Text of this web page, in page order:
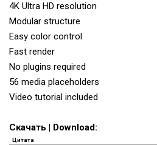
4K Ultra HD resolution
Modular structure
Easy color control
Fast render
No plugins required
56 media placeholders
Video tutorial included
Скачать | Download:
Цитата